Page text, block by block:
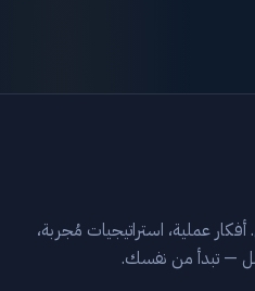
عملية، استراتيجيات مُجربة،
— تبدأ من نفسك.